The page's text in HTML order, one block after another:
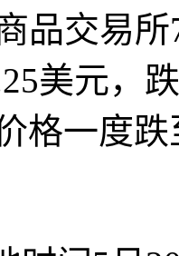
品交易
美元，
格一度